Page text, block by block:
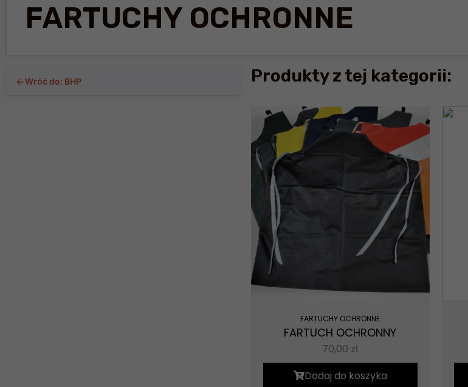
FARTUCHY OCHRONNE
←Wróć do: BHP Produkty z tej kategorii:
FARTUCHY OCHRONNE
FARTUCH OCHRONNY
70,00 zł
Dodaj do koszyka